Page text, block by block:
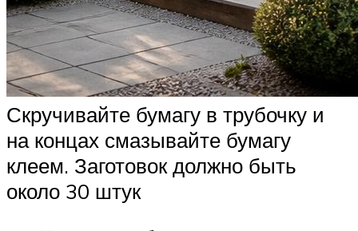
Скручивайте бумагу в трубочку и
на концах смазывайте бумагу
клеем. Заготовок должно быть
около 30 штук